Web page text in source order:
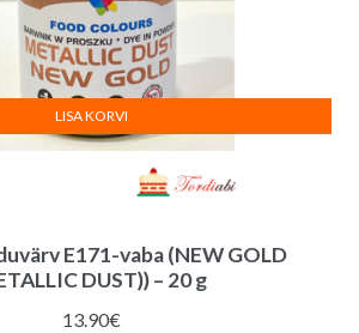
E171-vaba (NEW GOLD
DUST)) – 20 g
13.90€
LISA KORVI